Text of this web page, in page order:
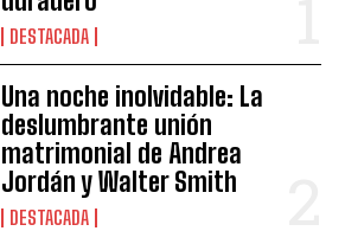
DESTACADA
Una noche inolvidable: La
deslumbrante unión
matrimonial de Andrea
Jordán y Walter Smith
DESTACADA